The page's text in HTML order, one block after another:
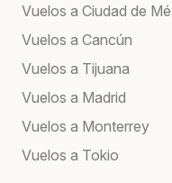
Vuelos a Ciudad de
Vuelos a Cancún
Vuelos a Tijuana
Vuelos a Madrid
Vuelos a Monterrey
Vuelos a Tokio